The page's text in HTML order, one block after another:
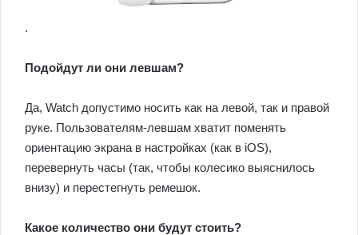
.
Подойдут ли они левшам?
Да, Watch допустимо носить как на левой, так и правой
руке. Пользователям-левшам хватит поменять
ориентацию экрана в настройках (как в iOS),
перевернуть часы (так, чтобы колесико выяснилось
внизу) и перестегнуть ремешок.
Какое количество они будут стоить?